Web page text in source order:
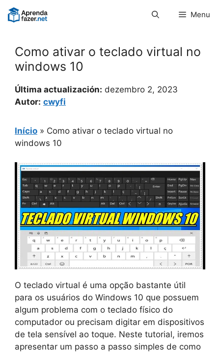
Pular
para
Menu
Como ativar o teclado virtual no
windows 10
Última actualización: dezembro 2, 2023
Autor: cwyfi
Início » Como ativar o teclado virtual no
windows 10
O teclado virtual é uma opção bastante útil
para os usuários do Windows 10 que possuem
algum problema com o teclado físico do
computador ou precisam digitar em dispositivos
de tela sensível ao toque. Neste tutorial, iremos
apresentar um passo a passo simples de como